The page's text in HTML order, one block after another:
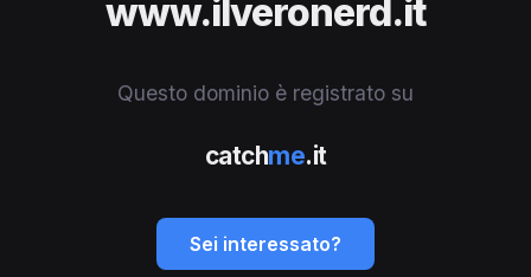
www.ilveronerd.it
Questo dominio è registrato su
catchme.it
Sei interessato?